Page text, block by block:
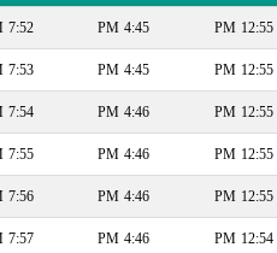
12:55 PM
4:45 PM
7:52 PM
12:55 PM
4:45 PM
7:53 PM
12:55 PM
4:46 PM
7:54 PM
12:55 PM
4:46 PM
7:55 PM
12:55 PM
4:46 PM
7:56 PM
12:54 PM
4:46 PM
7:57 PM